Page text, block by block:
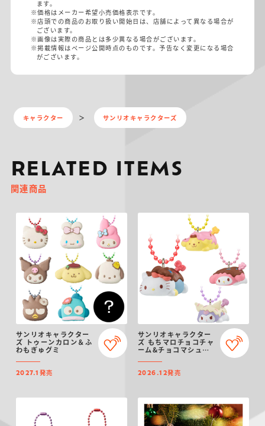
ます。
※価格はメーカー希望小売価格表示です。
※店頭での商品のお取り扱い開始日は、店舗によって異なる場合が
ございます。
※画像は実際の商品とは多少異なる場合がございます。
※掲載情報はページ公開時点のものです。予告なく変更になる場合
がございます。
キャラクター サンリオキャラクターズ
RELATED ITEMS
関連商品
サンリオキャラクター
ズ トゥーンカロン＆ふ
わもぎゅグミ
2027.1 発売
サンリオキャラクター
ズ もちマロチョコチャ
ーム&チョコマシュマ
2026.12発売